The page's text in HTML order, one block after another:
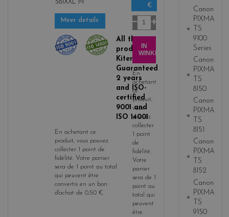
581XXL M
Meer details
All the
product
Kitencre is
Guaranteed
2 years
and ISO-
certified
9001 and
ISO 14001
En achetant ce
produit, vous pouvez
collecter 1 point de
fidélité. Votre panier
sera de 1 point au total
qui peuvent être
convertis en un bon
d'achat de 0,50 €.
€
Aantal
IN
WINKELWAGEN
En
achetant
ce
produit,
vous
pouvez
collecter
1 point
de
fidélité.
Votre
panier
sera de 1
point au
total qui
peuvent
être
Canon
PIXMA
TS
9100
Series
Canon
PIXMA
TS
8150
Canon
PIXMA
TS
8151
Canon
PIXMA
TS
8152
Canon
PIXMA
TS
9150